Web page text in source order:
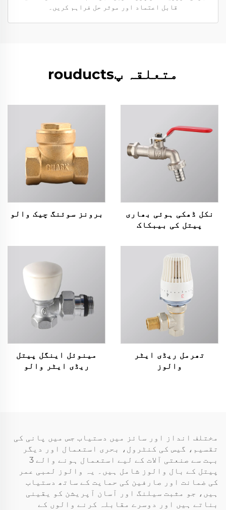
قابل اعتماد اور موثر حل فراہم کریں۔
متعلقہ پrouducts
نکل ڈھکی ہوئی بھاری
پیتل کی بیبکاک
برونز سوئنگ چیک والو
تھرمل ریڈی ایٹر
والوز
مینوئل اینگل پیتل
ریڈی ایٹر والو
مختلف انداز اور سائز میں دستیاب جس میں پانی کی
تقسیم، گیس کی کنٹرول، بحری استعمال اور دیگر
بہت سے صنعتی آلات کے لیے استعمال ہونے والے 3
پیتل کے بال والوز شامل ہیں۔ یہ والوز لمبی عمر
کی ضمانت اور صارفین کی حمایت کے ساتھ دستیاب
ہیں، جو مثبت سیلنگ اور آسان آپریشن کو یقینی
بناتے ہیں اور دوسرے مقابلہ کرنے والوں کے